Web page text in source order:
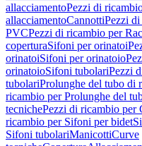
allacciamentoPezzi di
allacciamentoCannottiPezzi
PVCPezzi di ricambio per
coperturaSifoni per orinatoi
orinatoiSifoni per orinatoio
orinatoioSifoni tubolariPezzi
tubolariProlunghe del tubo di
ricambio per Prolunghe del
tecnichePezzi di ricambio per
ricambio per Sifoni per bidet
Sifoni tubolariManicottiCurve